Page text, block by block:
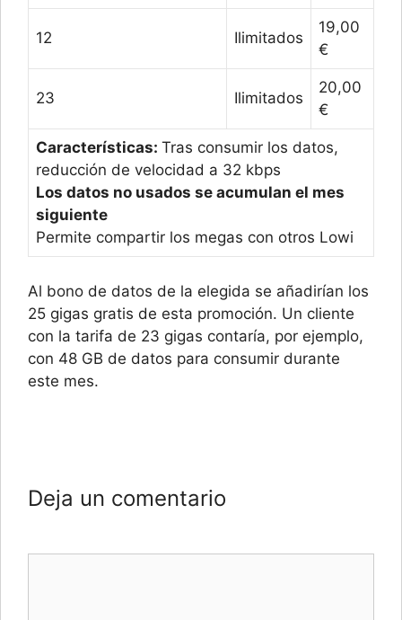
12 Ilimitados
19,00
€
23 Ilimitados
20,00
€
Características: Tras consumir los datos,
reducción de velocidad a 32 kbps
Los datos no usados se acumulan el mes
siguiente
Permite compartir los megas con otros Lowi
Al bono de datos de la elegida se añadirían los
25 gigas gratis de esta promoción. Un cliente
con la tarifa de 23 gigas contaría, por ejemplo,
con 48 GB de datos para consumir durante
este mes.
Deja un comentario